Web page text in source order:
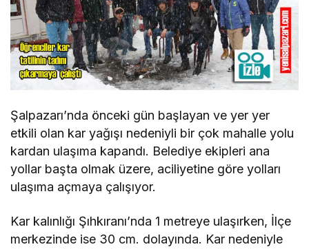
Şalpazarı’nda önceki gün başlayan ve yer yer
etkili olan kar yağışı nedeniyli bir çok mahalle yolu
kardan ulaşıma kapandı. Belediye ekipleri ana
yollar başta olmak üzere, aciliyetine göre yolları
ulaşıma açmaya çalışıyor.
Kar kalınlığı Şıhkıranı’nda 1 metreye ulaşırken, İlçe
merkezinde ise 30 cm. dolayında. Kar nedeniyle